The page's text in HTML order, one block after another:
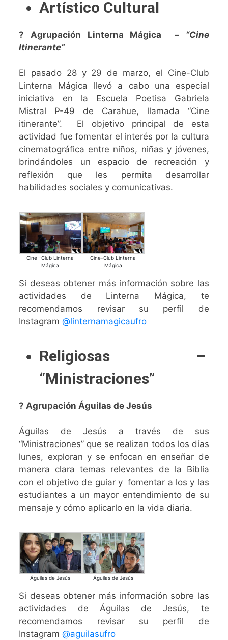
Artístico Cultural
? Agrupación Linterna Mágica – “Cine
Itinerante”
El pasado 28 y 29 de marzo, el Cine-Club
Linterna Mágica llevó a cabo una especial
iniciativa en la
Escuela Poetisa Gabriela
Mistral P-49 de Carahue, llamada “Cine
itinerante”. El objetivo principal de esta
actividad fue fomentar el interés por la cultura
cinematográfica entre niños, niñas y jóvenes,
brindándoles un espacio de recreación y
reflexión que les permita desarrollar
habilidades sociales y comunicativas.
Cine -Club Linterna
Mágica
Cine-Club Linterna
Mágica
Si deseas obtener más información sobre las
actividades de Linterna Mágica, te
recomendamos revisar su perfil de
Instagram@linternamagicaufro
Religiosas –
“Ministraciones”
? Agrupación Águilas de Jesús
Águilas de Jesús a través de sus
“Ministraciones” que se realizan todos los días
lunes, exploran y se enfocan en enseñar de
manera clara temas relevantes de la Biblia
con el objetivo de guiar y fomentar a los y las
estudiantes a un mayor entendimiento de su
mensaje y cómo aplicarlo en la vida diaria.
Águilas de Jesús Águilas de Jesús
Si deseas obtener más información sobre las
actividades de Águilas de Jesús, te
recomendamos revisar su perfil de
Instagram@aguilasufro